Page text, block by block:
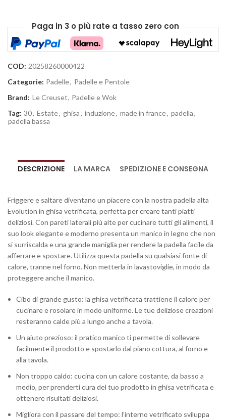
Paga in 3 o più rate a tasso zero con
COD: 20258260000422
Categorie: Padelle, Padelle e Pentole
Brand: Le Creuset, Padelle e Wok
Tag: 30, Estate, ghisa, induzione, made in france, padella,
padella bassa
DESCRIZIONE LA MARCA SPEDIZIONE E CONSEGNA
Friggere e saltare diventano un piacere con la nostra padella alta
Evolution in ghisa vetrificata, perfetta per creare tanti piatti
deliziosi. Con pareti laterali più alte per cucinare tutti gli alimenti, il
suo look elegante e moderno presenta un manico in legno che non
si surriscalda e una grande maniglia per rendere la padella facile da
afferrare e spostare. Utilizza questa padella su qualsiasi fonte di
calore, tranne nel forno. Non metterla in lavastoviglie, in modo da
proteggere anche il manico.
Cibo di grande gusto: la ghisa vetrificata trattiene il calore per
cucinare e rosolare in modo uniforme. Le tue deliziose creazioni
resteranno calde più a lungo anche a tavola.
Un aiuto prezioso: il pratico manico ti permette di sollevare
facilmente il prodotto e spostarlo dal piano cottura, al forno e
alla tavola.
Non troppo caldo: cucina con un calore costante, da basso a
medio, per prenderti cura del tuo prodotto in ghisa vetrificata e
ottenere risultati deliziosi.
Migliora con il passare del tempo: l’interno vetrificato sviluppa